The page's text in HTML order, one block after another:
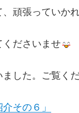
頑張っていか
ださいませ
した。ご覧くだ
その６」